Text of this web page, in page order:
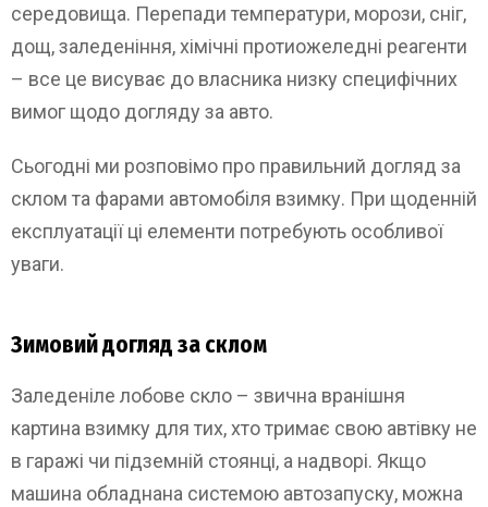
середовища. Перепади температури, морози, сніг,
дощ, заледеніння, хімічні протиожеледні реагенти
– все це висуває до власника низку специфічних
вимог щодо догляду за авто.
Сьогодні ми розповімо про правильний догляд за
склом та фарами автомобіля взимку. При щоденній
експлуатації ці елементи потребують особливої
уваги.
Зимовий догляд за склом
Заледеніле лобове скло – звична вранішня
картина взимку для тих, хто тримає свою автівку не
в гаражі чи підземній стоянці, а надворі. Якщо
машина обладнана системою автозапуску, можна